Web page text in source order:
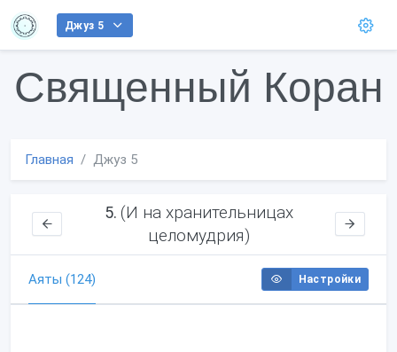
Джуз 5
Священный Коран
Главная Джуз 5
5. (И на хранительницах
целомудрия)
Аяты (124) Настройки